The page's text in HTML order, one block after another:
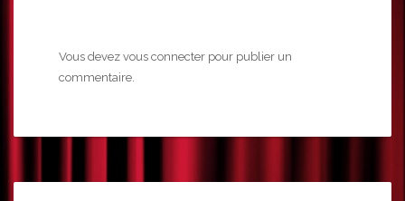
Vous devez vous connecter pour publier un
commentaire.